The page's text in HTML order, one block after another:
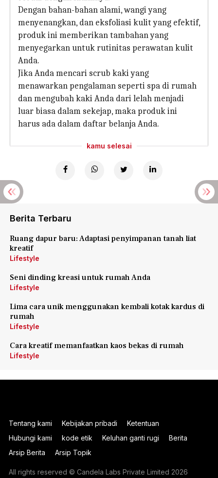
Dengan bahan-bahan alami, wangi yang
menyenangkan, dan eksfoliasi kulit yang efektif,
produk ini memberikan tambahan yang
menyegarkan untuk rutinitas perawatan kulit
Anda.
Jika Anda mencari scrub kaki yang
menawarkan pengalaman seperti spa di rumah
dan mengubah kaki Anda dari lelah menjadi
luar biasa dalam sekejap, maka produk ini
harus ada dalam daftar belanja Anda.
kamu selesai
Berita Terbaru
Ruang dapur baru: Adaptasi penyimpanan tanah liat
kreatif
Lifestyle
Seni dinding kreasi untuk rumah Anda
Lifestyle
Lima cara unik menggunakan kembali kotak kardus di
rumah
Lifestyle
Cara kreatif memanfaatkan kaos bekas di rumah
Lifestyle
Tentang kami Kebijakan pribadi
Ketentuan
Hubungi kami
kode etik Keluhan ganti rugi
Berita
Arsip Berita
Arsip Topik
All rights reserved © Candela Labs Private Limited 2026